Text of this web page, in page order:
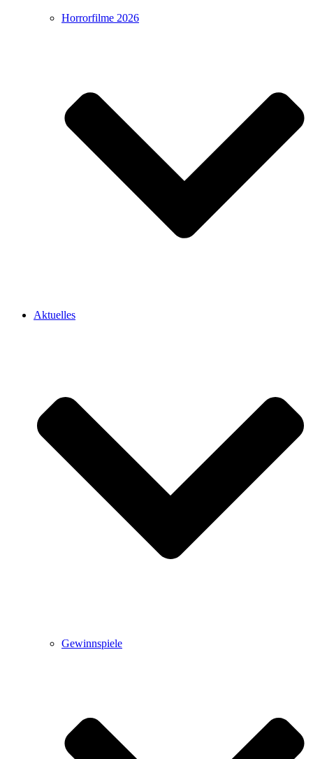
Horrorfilme 2026
Aktuelles
Gewinnspiele